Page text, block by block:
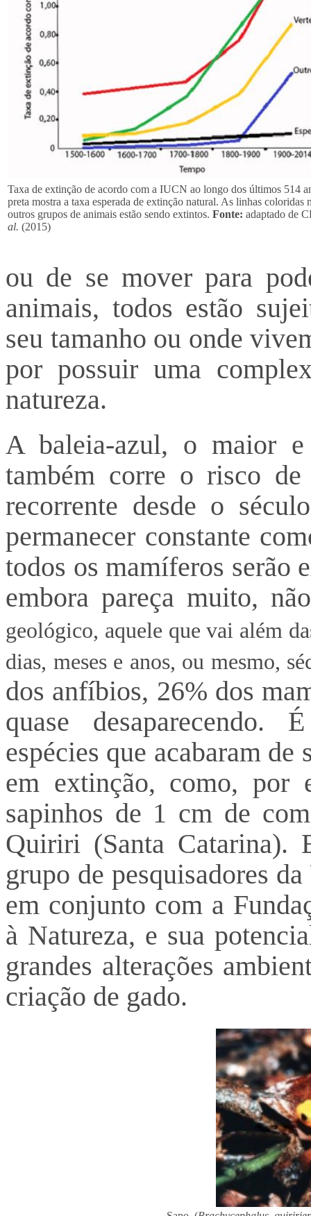
Taxa de extinção de acordo com a IUCN ao longo dos últimos 514
preta mostra a taxa esperada de extinção natural. As linhas coloridas
outros grupos de animais estão sendo extintos. Fonte: adaptado de
al. (2015)
ou de se mover para
animais, todos estão
seu tamanho ou onde
por possuir uma
natureza.
A baleia-azul, o maior
também corre o risco
recorrente desde o
permanecer constante
todos os mamíferos serão
embora pareça muito,
geológico, aquele que vai além
dias, meses e anos, ou mesmo,
dos anfíbios, 26% dos
quase desaparecendo.
espécies que acabaram de
em extinção, como, por
sapinhos de 1 cm de
Quiriri (Santa Catarina).
grupo de pesquisadores
em conjunto com a
à Natureza, e sua
grandes alterações
criação de gado.